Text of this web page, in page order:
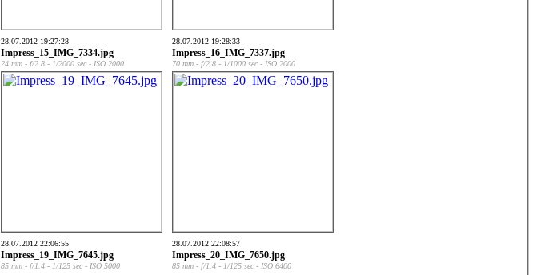
28.07.2012 19:27:28
Impress_15_IMG_7334.jpg
24 mm - f/2.8 - 1/2000 sec - ISO 2000
28.07.2012 19:28:33
Impress_16_IMG_7337.jpg
70 mm - f/2.8 - 1/1000 sec - ISO 2000
28.07.2012 22:06:55
Impress_19_IMG_7645.jpg
85 mm - f/1.4 - 1/125 sec - ISO 5000
28.07.2012 22:08:57
Impress_20_IMG_7650.jpg
85 mm - f/1.4 - 1/125 sec - ISO 6400